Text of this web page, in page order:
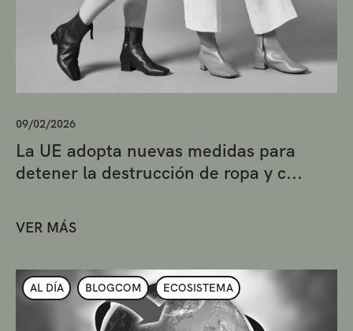
09/02/2026
La UE adopta nuevas medidas para
detener la destrucción de ropa y c...
VER MÁS
AL DÍA BLOGCOM ECOSISTEMA